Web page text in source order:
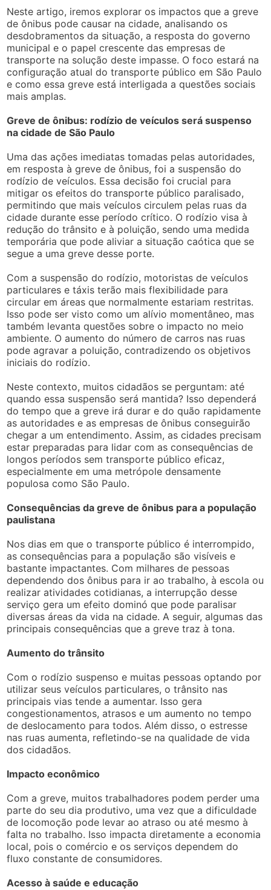
Neste artigo, iremos explorar os impactos que a greve
de ônibus pode causar na cidade, analisando os
desdobramentos da situação, a resposta do governo
municipal e o papel crescente das empresas de
transporte na solução deste impasse. O foco estará na
configuração atual do transporte público em São Paulo
e como essa greve está interligada a questões sociais
mais amplas.
Greve de ônibus: rodízio de veículos será suspenso
na cidade de São Paulo
Uma das ações imediatas tomadas pelas autoridades,
em resposta à greve de ônibus, foi a suspensão do
rodízio de veículos. Essa decisão foi crucial para
mitigar os efeitos do transporte público paralisado,
permitindo que mais veículos circulem pelas ruas da
cidade durante esse período crítico. O rodízio visa à
redução do trânsito e à poluição, sendo uma medida
temporária que pode aliviar a situação caótica que se
segue a uma greve desse porte.
Com a suspensão do rodízio, motoristas de veículos
particulares e táxis terão mais flexibilidade para
circular em áreas que normalmente estariam restritas.
Isso pode ser visto como um alívio momentâneo, mas
também levanta questões sobre o impacto no meio
ambiente. O aumento do número de carros nas ruas
pode agravar a poluição, contradizendo os objetivos
iniciais do rodízio.
Neste contexto, muitos cidadãos se perguntam: até
quando essa suspensão será mantida? Isso dependerá
do tempo que a greve irá durar e do quão rapidamente
as autoridades e as empresas de ônibus conseguirão
chegar a um entendimento. Assim, as cidades precisam
estar preparadas para lidar com as consequências de
longos períodos sem transporte público eficaz,
especialmente em uma metrópole densamente
populosa como São Paulo.
Consequências da greve de ônibus para a população
paulistana
Nos dias em que o transporte público é interrompido,
as consequências para a população são visíveis e
bastante impactantes. Com milhares de pessoas
dependendo dos ônibus para ir ao trabalho, à escola ou
realizar atividades cotidianas, a interrupção desse
serviço gera um efeito dominó que pode paralisar
diversas áreas da vida na cidade. A seguir, algumas das
principais consequências que a greve traz à tona.
Aumento do trânsito
Com o rodízio suspenso e muitas pessoas optando por
utilizar seus veículos particulares, o trânsito nas
principais vias tende a aumentar. Isso gera
congestionamentos, atrasos e um aumento no tempo
de deslocamento para todos. Além disso, o estresse
nas ruas aumenta, refletindo-se na qualidade de vida
dos cidadãos.
Impacto econômico
Com a greve, muitos trabalhadores podem perder uma
parte do seu dia produtivo, uma vez que a dificuldade
de locomoção pode levar ao atraso ou até mesmo à
falta no trabalho. Isso impacta diretamente a economia
local, pois o comércio e os serviços dependem do
fluxo constante de consumidores.
Acesso à saúde e educação